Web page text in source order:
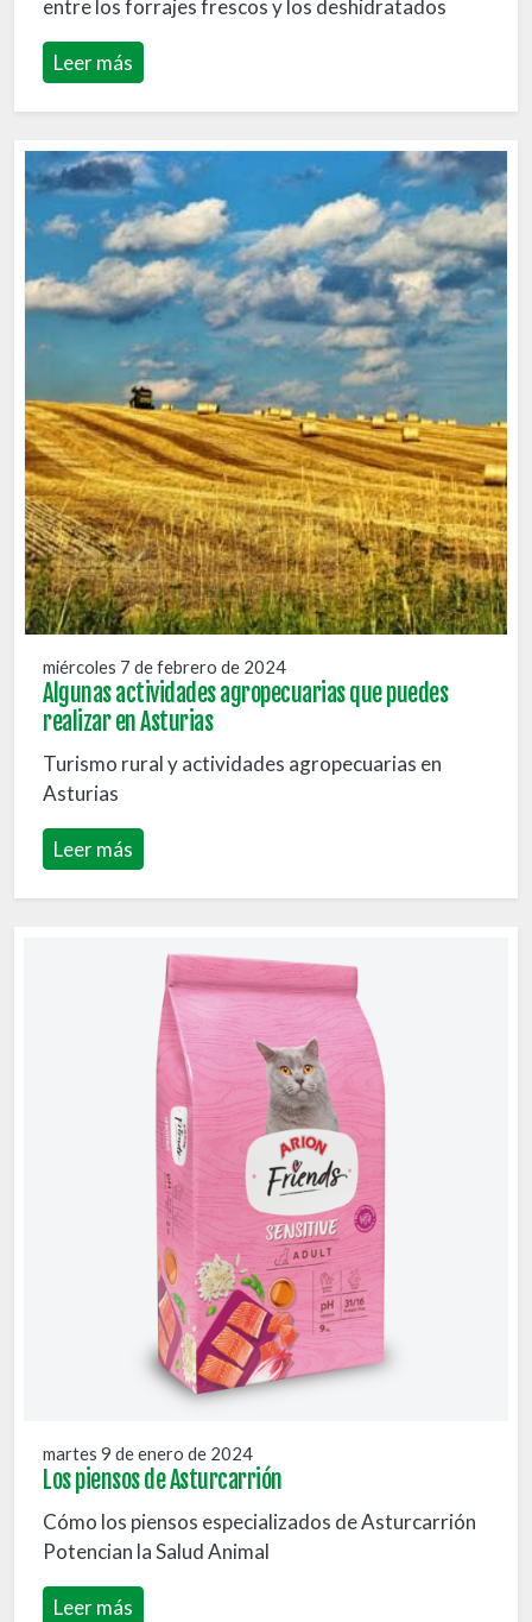
entre los forrajes frescos y los deshidratados
Leer más
miércoles 7 de febrero de 2024
Algunas actividades agropecuarias que puedes
realizar en Asturias
Turismo rural y actividades agropecuarias en
Asturias
Leer más
martes 9 de enero de 2024
Los piensos de Asturcarrión
Cómo los piensos especializados de Asturcarrión
Potencian la Salud Animal
Leer más